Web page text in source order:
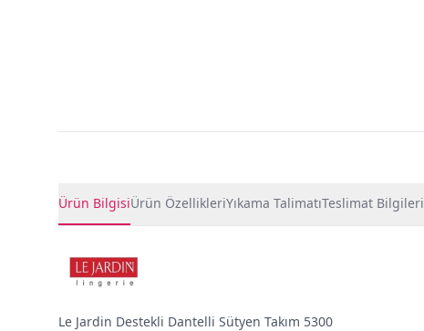
Ürün BilgisiÜrün ÖzellikleriYıkama TalimatıTeslimat Bilgileri
Le Jardin Destekli Dantelli Sütyen Takım 5300